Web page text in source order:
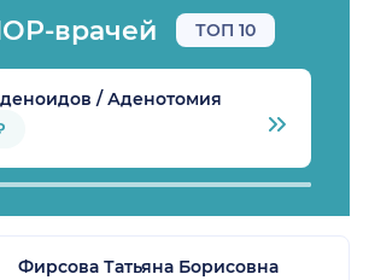
врачей ТОП 10
/ Аденотомия
Фирсова Татьяна Борисовна